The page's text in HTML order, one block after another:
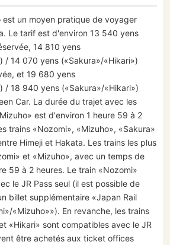
est un moyen pratique de voyager
Le tarif est d'environ 13 540 yens
14 810 yens
/ 14 070 yens («Sakura»/«Hikari»)
et 19 680 yens
/ 18 940 yens («Sakura»/«Hikari»)
Car. La durée du trajet avec les
est d'environ 1 heure 59 à 2
trains «Nozomi», «Mizuho», «Sakura»
Himeji et Hakata. Les trains les plus
et «Mizuho», avec un temps de
59 à 2 heures. Le train «Nozomi»
le JR Pass seul (il est possible de
billet supplémentaire «Japan Rail
«Mizuho»»). En revanche, les trains
«Hikari» sont compatibles avec le JR
être achetés aux ticket offices